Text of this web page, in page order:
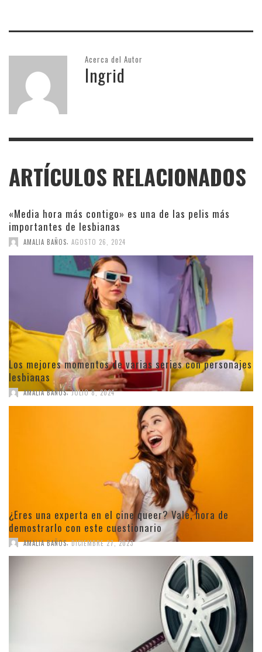
Acerca del Autor
Ingrid
ARTÍCULOS RELACIONADOS
«Media hora más contigo» es una de las pelis más
importantes de lesbianas
AMALIA BAÑOS AGOSTO 26, 2024
Los mejores momentos de varias series con personajes
lesbianas
AMALIA BAÑOS, JULIO 8, 2024
¿Eres una experta en el cine queer? Vale, hora de
demostrarlo con este cuestionario
AMALIA BAÑOS, DICIEMBRE 27, 2023